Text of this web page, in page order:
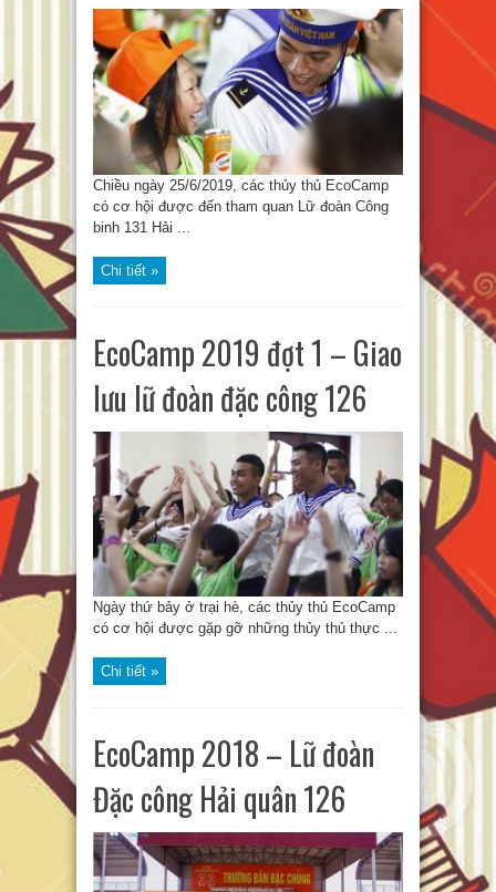
Chiều ngày 25/6/2019, các thủy thủ EcoCamp
có cơ hội được đến tham quan Lữ đoàn Công
binh 131 Hải ...
Chi tiết »
EcoCamp 2019 đợt 1 – Giao
lưu lữ đoàn đặc công 126
Ngày thứ bảy ở trại hè, các thủy thủ EcoCamp
có cơ hội được gặp gỡ những thủy thủ thực ...
Chi tiết »
EcoCamp 2018 – Lữ đoàn
Đặc công Hải quân 126